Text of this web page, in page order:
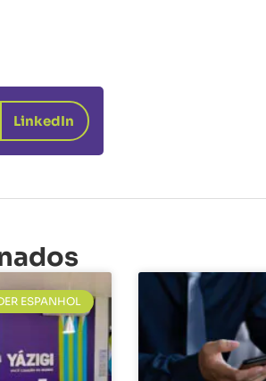
LinkedIn
ESPANHOL